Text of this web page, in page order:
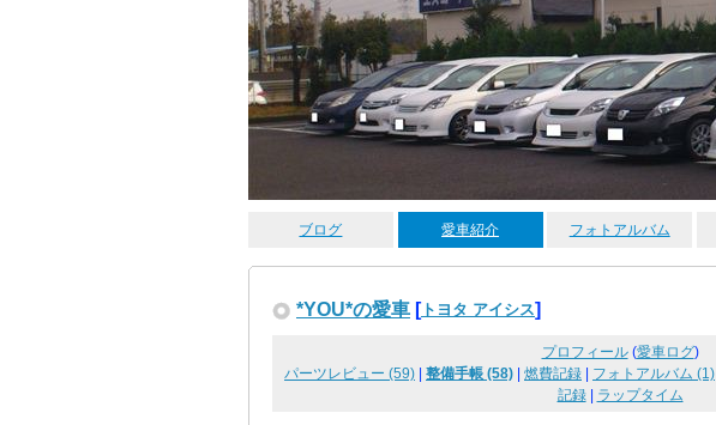
ブログ 愛車紹介 フォトアルバム
*YOU*の愛車 [ トヨタ アイシス]
プロフィール(愛車ログ)
パーツレビュー (59)
整備手帳 (58) 燃費記録 フォトアルバム (1)
記録| ラップタイム